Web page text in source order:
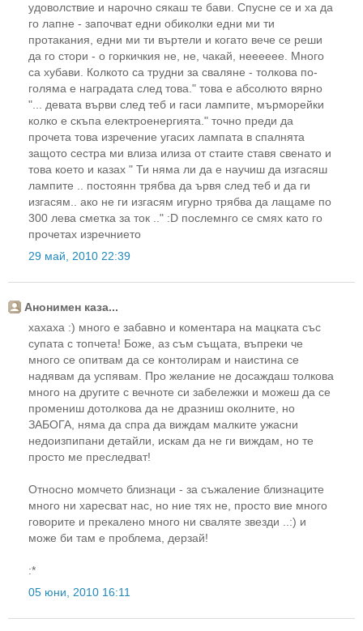
удоволствие и нарочно сякаш те бави. Спусне се и ха да
го лапне - започват едни обиколки едни ми ти
протакания, едни ми ти въртели и когато вече се реши
да го стори - о горкичкия не, не, чакай, нееееее. Много
са хубави. Колкото са трудни за сваляне - толкова по-
голяма е наградата след това." това е абсолюто вярно
"... девата върви след теб и гаси лампите, мърморейки
колко е скъпа електроенергията." точно преди да
прочета това изречение угасих лампата в спалнята
защото сестра ми влиза илиза от стаите ставя свенато и
това което и казах " Ти няма ли да е научиш да изгасяш
лампите .. постоянн трябва да ървя след теб и да ги
изгасям.. ако не ги изгасям игурно трябва да лащаме по
300 лева сметка за ток .." :D послемнго се смях като го
прочетах изречнието
29 май, 2010 22:39
Анонимен каза...
хахаха :) много е забавно и коментара на мацката със
супата с топчета! Боже, аз съм същата, въпреки че
много се опитвам да се контолирам и наистина се
надявам да успявам. Про желание не досаждаш толкова
много на другите с вечноте си забележки и можеш да се
промениш дотолкова да не дразниш околните, но
ЗАБОГА, няма да спра да виждам малките ужасни
недоизпипани детайли, искам да не ги виждам, но те
просто ме преследват!
Относно момчето близнаци - за съжаление близнаците
много ни харесват нас, но ние тях не, просто вие много
говорите и прекалено много ни сваляте звезди ..:) и
може би там е проблема, дерзай!
:*
05 юни, 2010 16:11